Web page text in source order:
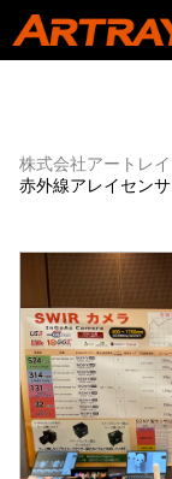
株式会社アートレイ
赤外線アレイセン